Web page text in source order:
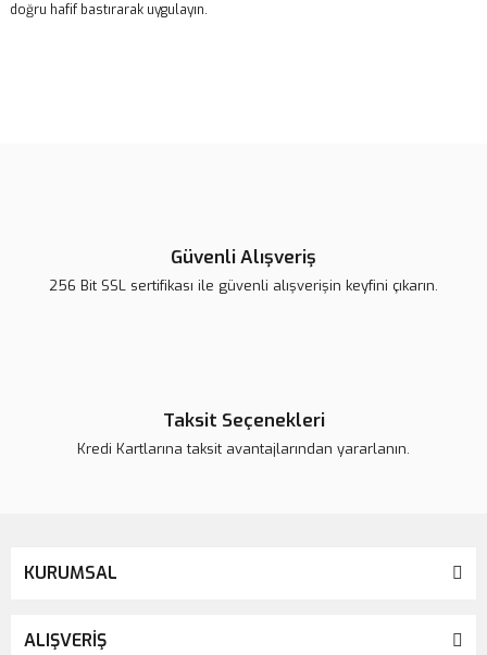
doğru hafif bastırarak uygulayın.
Güvenli Alışveriş
256 Bit SSL sertifikası ile güvenli alışverişin keyfini çıkarın.
Taksit Seçenekleri
Kredi Kartlarına taksit avantajlarından yararlanın.
KURUMSAL
ALIŞVERİŞ